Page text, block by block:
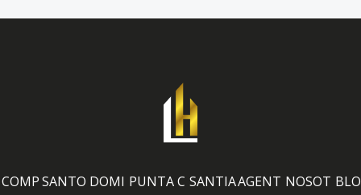
COMPSANTO DOMI PUNTA C SANTIAAGENT NOSOT BLO